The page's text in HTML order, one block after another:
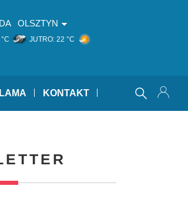
OLSZTYN
JUTRO: 22 °C
KONTAKT